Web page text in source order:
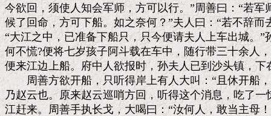
今欲回，须使人知会军师，方可以行。”周善曰：“若军
候了回命，方可下船。如之奈何？”夫人曰：“若不辞而
“大江之中，已准备下船只，只今便请夫人上车出城。”
何不慌?便将七岁孩子阿斗载在车中，随行带三十余人
便来江边上船。府中人欲报时，孙夫人已到沙头镇，下
周善方欲开船，只听得岸上有人大叫：“且休开船，
乃赵云也。原来赵云巡哨方回，听得这个消息，吃了
江赶来。周善手执长戈，大喝曰：“汝何人，敢当主母